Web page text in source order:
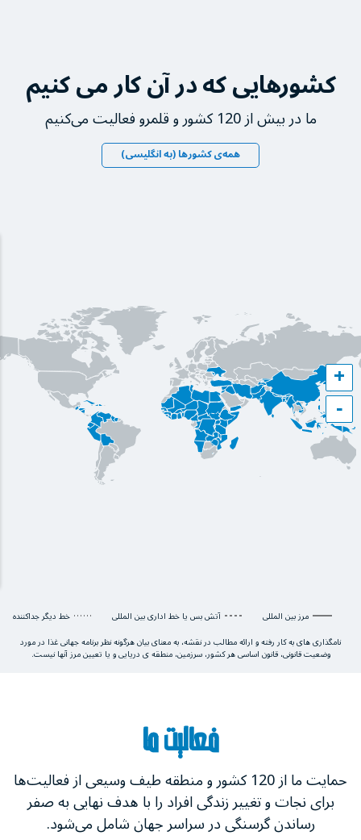
کشورهایی که در آن کار می کنیم
ما در بیش از 120 کشور و قلمرو فعالیت می‌کنیم
همه‌ی کشورها (به انگلیسی)
+
−
مرز بین المللی آتش بس یا خط اداری بین المللی
خط دیگر جداکننده
نامگذاری های به کار رفته و ارائه مطالب در نقشه، به معنای بیان هرگونه نظر برنامه جهانی غذا در مورد
وضعیت قانونی، قانون اساسی هر کشور، سرزمین، منطقه ی دریایی و یا تعیین مرز آنها نیست.
فعالیت ما
حمایت ما از 120 کشور و منطقه طیف وسیعی از فعالیت‌ها
برای نجات و تغییر زندگی‌ افراد را با هدف نهایی به صفر
رساندن گرسنگی در سراسر جهان شامل می‌شود.